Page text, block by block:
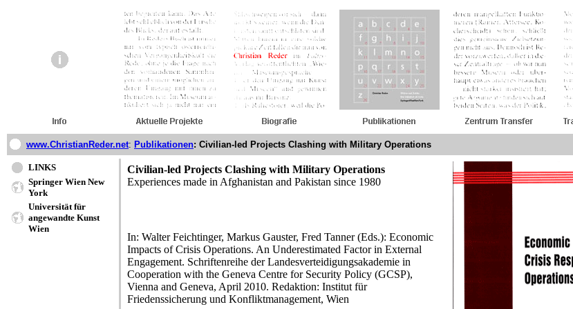
www.ChristianReder.net: Publikationen: Civilian-led Projects Clashing with Military Operations
LINKS
Springer Wien New
York
Universität für
angewandte Kunst
Wien
Civilian-led Projects Clashing with Military Operations
Experiences made in Afghanistan and Pakistan since 1980
In: Walter Feichtinger, Markus Gauster, Fred Tanner (Eds.): Economic
Impacts of Crisis Operations. An Underestimated Factor in External
Engagement. Schriftenreihe der Landesverteidigungsakademie in
Cooperation with the Geneva Centre for Security Policy (GCSP),
Vienna and Geneva, April 2010. Redaktion: Institut für
Friedenssicherung und Konfliktmanagement, Wien